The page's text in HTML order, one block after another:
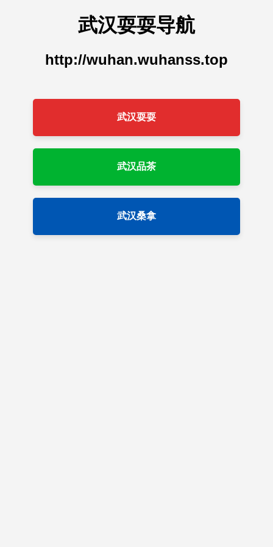
武汉耍耍导航
http://wuhan.wuhanss.top
武汉耍耍
武汉品茶
武汉桑拿